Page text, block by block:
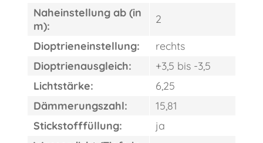
Naheinstellung ab (in
m):
2
Dioptrieneinstellung:
rechts
Dioptrienausgleich:
+3,5 bis -3,5
Lichtstärke:
6,25
Dämmerungszahl:
15,81
Stickstofffüllung:
ja